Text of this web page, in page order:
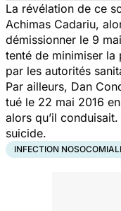
La révélation de ce
Achimas Cadariu,
démissionner le 9
tenté de minimiser
par les autorités
Par ailleurs, Dan
tué le 22 mai 2016
alors qu’il
suicide.
INFECTION